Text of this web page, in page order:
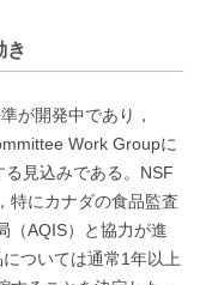
き
が開発中であり，
Work Groupに
見込みである。NSF
特にカナダの食品監査
（AQIS）と協力が進
ついては通常1年以上